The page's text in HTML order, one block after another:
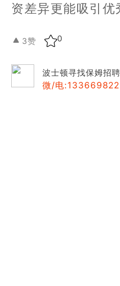
资差异更能吸引优
3赞 0
波士顿寻找保姆招
微/电